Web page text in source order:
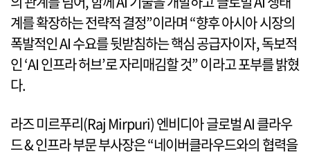
계를 확장하는 전략적 결정”이라며 “향후 아시아 시장의
폭발적인 AI 수요를 뒷받침하는 핵심 공급자이자, 독보적
인 ‘AI 인프라 허브’로 자리매김할 것” 이라고 포부를 밝혔
다.
라즈 미르푸리(Raj Mirpuri) 엔비디아 글로벌 AI 클라우
드 & 인프라 부문 부사장은 “네이버클라우드와의 협력을